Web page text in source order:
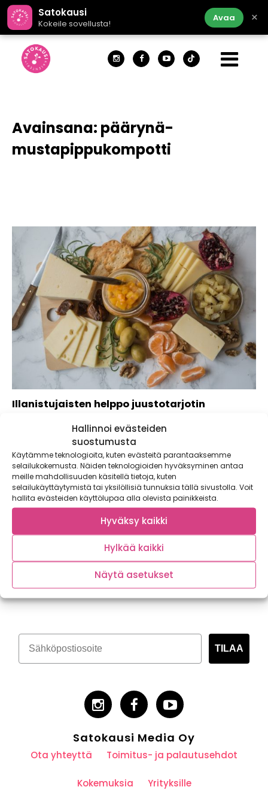
Hallinnoi evästeiden
suostumusta
Käytämme teknologioita, kuten evästeitä parantaaksemme
selailukokemusta. Näiden teknologioiden hyväksyminen antaa
meille mahdollisuuden käsitellä tietoja, kuten
selailukäyttäytymistä tai yksilöllisiä tunnuksia tällä sivustolla. Voit
hallita evästeiden käyttölupaa alla olevista painikkeista.
Hyväksy kaikki
Hylkää kaikki
Näytä asetukset
Satokausi
Kokeile sovellusta!
Avaa ×
Avainsana: päärynä-
mustapippukompotti
Illanistujaisten helppo juustotarjotin
Juustotarjotin on alkutalven tunnelmallisten illanviettojen
klassikko! Näyttävän ja herkullisen juustotarjottimen saa
koottua vähällä...
Tilaa kasvispitoinen uutiskirje
TILAA
Satokausi Media Oy
Ota yhteyttä Toimitus- ja palautusehdot
Kokemuksia Yrityksille